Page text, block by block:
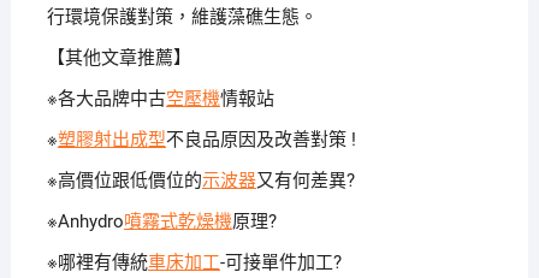
行環境保護對策，維護藻礁生態。
【其他文章推薦】
※各大品牌中古空壓機情報站
※塑膠射出成型不良品原因及改善對策 !
※高價位跟低價位的示波器又有何差異?
※Anhydro噴霧式乾燥機原理?
※哪裡有傳統車床加工-可接單件加工?